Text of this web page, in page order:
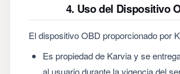
4. Uso del Dispositivo
El dispositivo OBD proporcionado por
Es propiedad de Karvia y se
al usuario durante la vigencia del